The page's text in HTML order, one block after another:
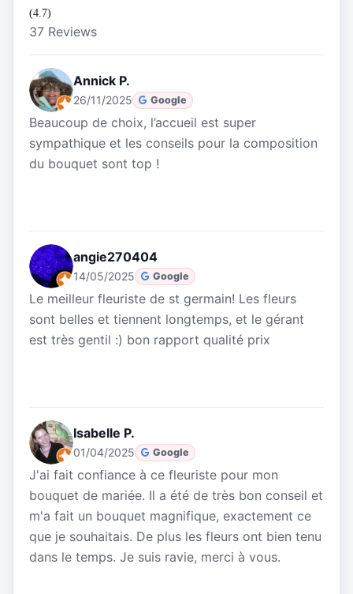
(4.7)
37 Reviews
Annick P.
26/11/2025 Google
Beaucoup de choix, l’accueil est super
sympathique et les conseils pour la composition
du bouquet sont top !
angie270404
14/05/2025 Google
Le meilleur fleuriste de st germain! Les fleurs
sont belles et tiennent longtemps, et le gérant
est très gentil :) bon rapport qualité prix
Isabelle P.
01/04/2025 Google
J'ai fait confiance à ce fleuriste pour mon
bouquet de mariée. Il a été de très bon conseil et
m'a fait un bouquet magnifique, exactement ce
que je souhaitais. De plus les fleurs ont bien tenu
dans le temps. Je suis ravie, merci à vous.